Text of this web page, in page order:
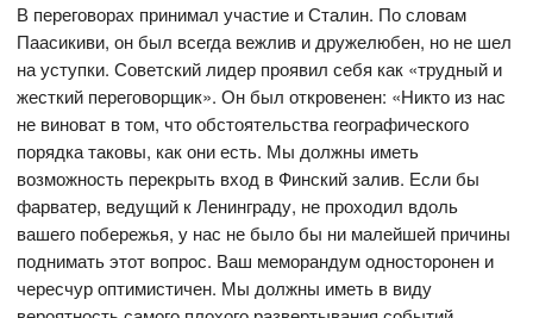
В переговорах принимал участие и Сталин. По словам
Паасикиви, он был всегда вежлив и дружелюбен, но не шел
на уступки. Советский лидер проявил себя как «трудный и
жесткий переговорщик». Он был откровенен: «Никто из нас
не виноват в том, что обстоятельства географического
порядка таковы, как они есть. Мы должны иметь
возможность перекрыть вход в Финский залив. Если бы
фарватер, ведущий к Ленинграду, не проходил вдоль
вашего побережья, у нас не было бы ни малейшей причины
поднимать этот вопрос. Ваш меморандум односторонен и
чересчур оптимистичен. Мы должны иметь в виду